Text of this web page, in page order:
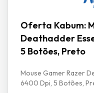
Oferta Kabum:
Deathadder
5 Botões, Preto
Mouse Gamer Razer
6400 Dpi, 5 Botões,